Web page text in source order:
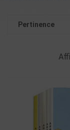
Pertinence